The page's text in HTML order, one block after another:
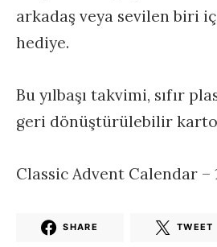
arkadaş veya sevilen biri
hediye.
Bu yılbaşı takvimi, sıfır
geri dönüştürülebilir
Classic Advent Calendar –
SHARE TWEET